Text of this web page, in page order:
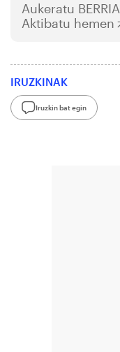
Aukeratu BERRIA
Aktibatu hemen
IRUZKINAK
Iruzkin bat egin